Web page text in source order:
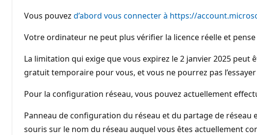
Vous pouvez d’abord vous connecter à https://
Votre ordinateur ne peut plus vérifier la licence réelle et
La limitation qui exige que vous expirez le 2 janvier 2025 peut
gratuit temporaire pour vous, et vous ne pourrez pas
Pour la configuration réseau, vous pouvez actuellement
Panneau de configuration du réseau et du partage de réseau
souris sur le nom du réseau auquel vous êtes actuellement